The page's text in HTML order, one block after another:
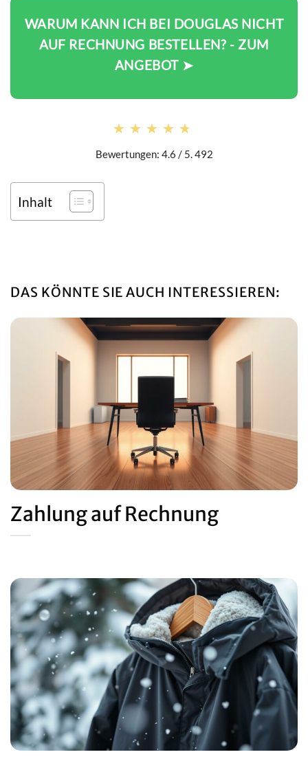
WARUM KANN ICH BEI DOUGLAS NICHT
AUF RECHNUNG BESTELLEN? - ZUM
ANGEBOT ➤
★★★★★
★★★★★
Bewertungen: 4.6 / 5. 492
Inhalt
DAS KÖNNTE SIE AUCH INTERESSIEREN:
Zahlung auf Rechnung